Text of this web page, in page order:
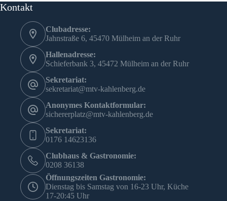
Kontakt
Clubadresse:
Jahnstraße 6, 45470 Mülheim an der Ruhr
Hallenadresse:
Schieferbank 3, 45472 Mülheim an der Ruhr
Sekretariat:
sekretariat@mtv-kahlenberg.de
Anonymes Kontaktformular:
sichererplatz@mtv-kahlenberg.de
Sekretariat:
0176 14623136
Clubhaus & Gastronomie:
0208 36138
Öffnungszeiten Gastronomie:
Dienstag bis Samstag von 16-23 Uhr, Küche
17-20:45 Uhr